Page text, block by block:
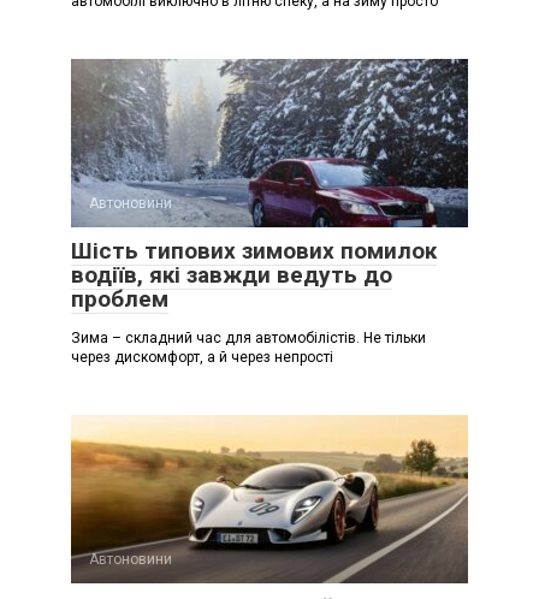
Автоновини
Шість типових зимових помилок
водіїв, які завжди ведуть до
проблем
Зима – складний час для автомобілістів. Не тільки
через дискомфорт, а й через непрості
Автоновини